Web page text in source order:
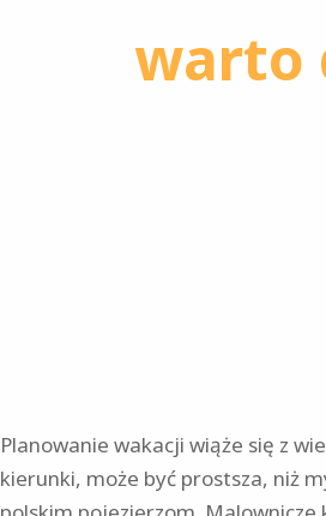
warto
Planowanie wakacji wiąże się z
kierunki, może być prostsza, niż